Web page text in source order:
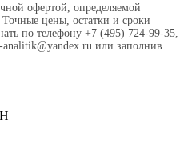
офертой, определяемой
цены, остатки и сроки
по телефону +7 (495) 724-99-35,
или заполнив